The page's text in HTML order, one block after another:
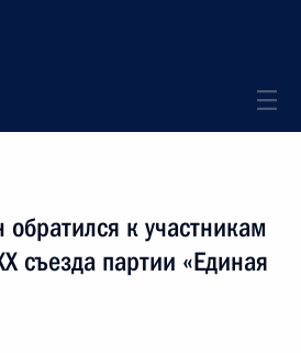
к участникам
съезда партии «Единая